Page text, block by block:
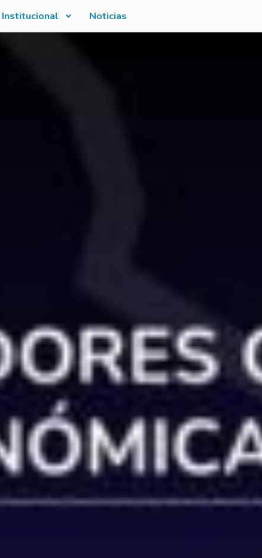
Institucional Noticias